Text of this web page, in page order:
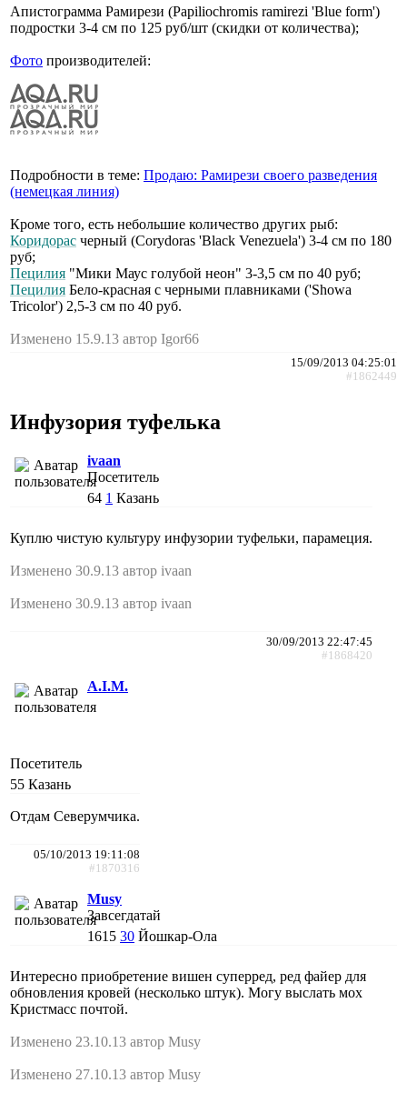
Апистограмма Рамирези (Papiliochromis ramirezi 'Blue form')
подростки 3-4 см по 125 руб/шт (скидки от количества);
Фото производителей:
Подробности в теме: Продаю: Рамирези своего разведения
(немецкая линия)
Кроме того, есть небольшие количество других рыб:
Коридорас черный (Corydoras 'Black Venezuela') 3-4 см по 180
руб;
Пецилия "Мики Маус голубой неон" 3-3,5 см по 40 руб;
Пецилия Бело-красная с черными плавниками ('Showa
Tricolor') 2,5-3 см по 40 руб.
Изменено 15.9.13 автор Igor66
15/09/2013 04:25:01
#1862449
Инфузория туфелька
ivaan
Посетитель
64 1 Казань
Куплю чистую культуру инфузории туфельки, парамеция.
Изменено 30.9.13 автор ivaan
Изменено 30.9.13 автор ivaan
30/09/2013 22:47:45
#1868420
A.I.M.
Посетитель
55 Казань
Отдам Северумчика.
05/10/2013 19:11:08
#1870316
Musy
Завсегдатай
1615 30 Йошкар-Ола
Интересно приобретение вишен суперред, ред файер для
обновления кровей (несколько штук). Могу выслать мох
Кристмасс почтой.
Изменено 23.10.13 автор Musy
Изменено 27.10.13 автор Musy